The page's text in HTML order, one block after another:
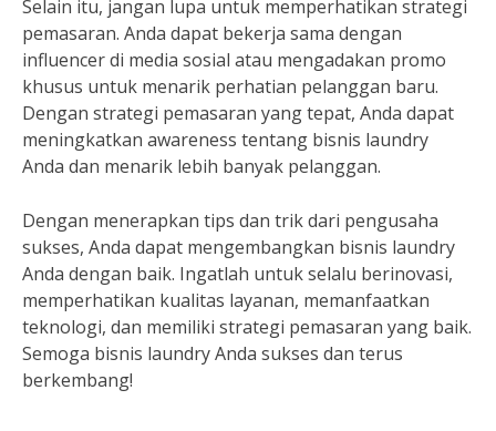
Selain itu, jangan lupa untuk memperhatikan strategi
pemasaran. Anda dapat bekerja sama dengan
influencer di media sosial atau mengadakan promo
khusus untuk menarik perhatian pelanggan baru.
Dengan strategi pemasaran yang tepat, Anda dapat
meningkatkan awareness tentang bisnis laundry
Anda dan menarik lebih banyak pelanggan.
Dengan menerapkan tips dan trik dari pengusaha
sukses, Anda dapat mengembangkan bisnis laundry
Anda dengan baik. Ingatlah untuk selalu berinovasi,
memperhatikan kualitas layanan, memanfaatkan
teknologi, dan memiliki strategi pemasaran yang baik.
Semoga bisnis laundry Anda sukses dan terus
berkembang!